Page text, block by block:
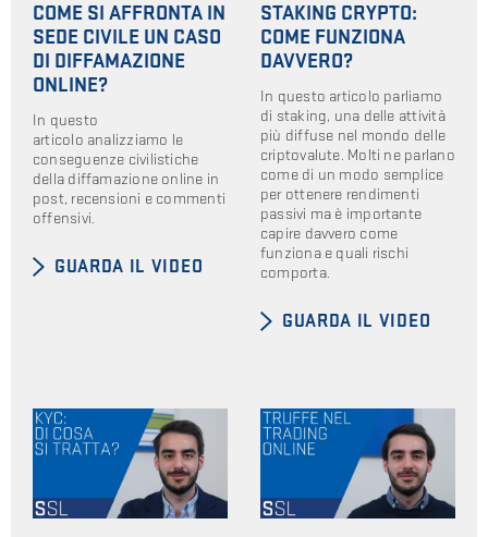
COME SI AFFRONTA IN
SEDE CIVILE UN CASO
DI DIFFAMAZIONE
ONLINE?
In questo
articolo analizziamo le
conseguenze civilistiche
della diffamazione online in
post, recensioni e commenti
offensivi.
GUARDA IL VIDEO
STAKING CRYPTO:
COME FUNZIONA
DAVVERO?
In questo articolo parliamo
di staking, una delle attività
più diffuse nel mondo delle
criptovalute. Molti ne parlano
come di un modo semplice
per ottenere rendimenti
passivi ma è importante
capire davvero come
funziona e quali rischi
comporta.
GUARDA IL VIDEO